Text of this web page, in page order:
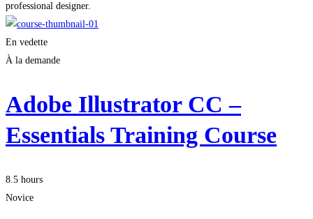
professional designer.
En vedette
À la demande
Adobe Illustrator CC –
Essentials Training Course
8.5 hours
Novice